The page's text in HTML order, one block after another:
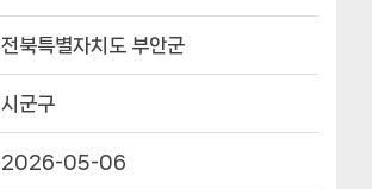
전북특별자치도 부안군
시군구
2026-05-06